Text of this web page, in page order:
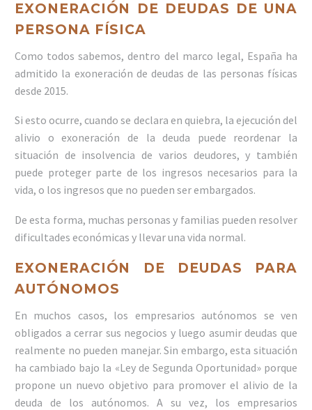
EXONERACIÓN DE DEUDAS DE UNA
PERSONA FÍSICA
Como todos sabemos, dentro del marco legal, España ha
admitido la exoneración de deudas de las personas físicas
desde 2015.
Si esto ocurre, cuando se declara en quiebra, la ejecución del
alivio o exoneración de la deuda puede reordenar la
situación de insolvencia de varios deudores, y también
puede proteger parte de los ingresos necesarios para la
vida, o los ingresos que no pueden ser embargados.
De esta forma, muchas personas y familias pueden resolver
dificultades económicas y llevar una vida normal.
EXONERACIÓN DE DEUDAS PARA
AUTÓNOMOS
En muchos casos, los empresarios autónomos se ven
obligados a cerrar sus negocios y luego asumir deudas que
realmente no pueden manejar. Sin embargo, esta situación
ha cambiado bajo la «Ley de Segunda Oportunidad» porque
propone un nuevo objetivo para promover el alivio de la
deuda de los autónomos. A su vez, los empresarios